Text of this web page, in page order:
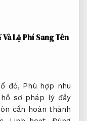
Và Lệ Phí Sang Tên
đỏ, Phù hợp nhu
sơ pháp lý đầy
cần hoàn thành